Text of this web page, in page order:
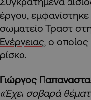
έργου,
σωματείο Τραστ
Ενέργειας, ο οποίος
ρίσκο.
Γιώργος
«Έχει σοβαρά